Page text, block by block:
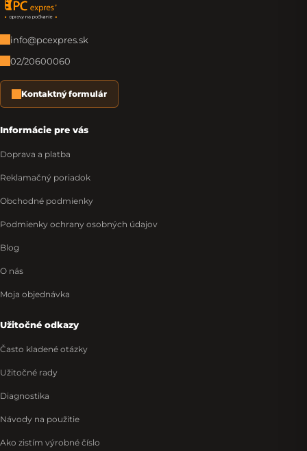
Zápätie
info@pcexpres.sk
02/20600060
Kontaktný formulár
Informácie pre vás
Doprava a platba
Reklamačný poriadok
Obchodné podmienky
Podmienky ochrany osobných údajov
Blog
O nás
Moja objednávka
Užitočné odkazy
Často kladené otázky
Užitočné rady
Diagnostika
Návody na použitie
Ako zistím výrobné číslo